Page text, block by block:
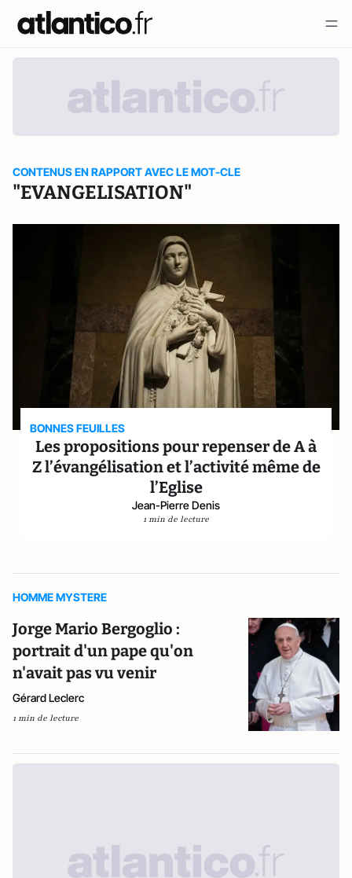
CONTENUS EN RAPPORT AVEC LE MOT-CLE
"EVANGELISATION"
BONNES FEUILLES
Les propositions pour repenser de A à
Z l’évangélisation et l’activité même de
l’Eglise
Jean-Pierre Denis
1 min de lecture
HOMME MYSTERE
Jorge Mario Bergoglio :
portrait d'un pape qu'on
n'avait pas vu venir
Gérard Leclerc
1 min de lecture